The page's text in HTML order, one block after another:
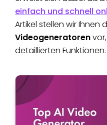
einfach und schnell
Artikel stellen wir Ihnen
Videogeneratoren
detaillierten Funktionen.